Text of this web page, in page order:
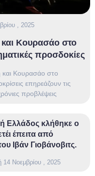
, 2025
και Κουρασάο στο
προσδοκίες
και Κουρασάο στο
επηρεάζουν τις
προβλέψεις
14 Νοεμβρίου , 2025
Ελλάδος κλήθηκε ο
έπειτα από
Ιβάν Γιοβάνοβιτς.